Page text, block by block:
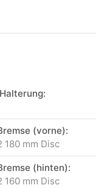
(vorne):
180 mm Disc
(hinten):
160 mm Disc